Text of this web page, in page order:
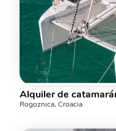
Alquiler de
Rogoznica, Croacia